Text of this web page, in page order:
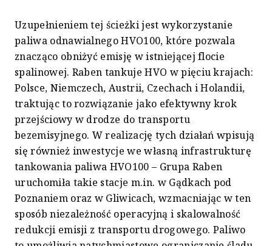
Uzupełnieniem tej ścieżki jest wykorzystanie
paliwa odnawialnego HVO100, które pozwala
znacząco obniżyć emisję w istniejącej flocie
spalinowej. Raben tankuje HVO w pięciu krajach:
Polsce, Niemczech, Austrii, Czechach i Holandii,
traktując to rozwiązanie jako efektywny krok
przejściowy w drodze do transportu
bezemisyjnego. W realizację tych działań wpisują
się również inwestycje we własną infrastrukturę
tankowania paliwa HVO100 – Grupa Raben
uruchomiła takie stacje m.in. w Gądkach pod
Poznaniem oraz w Gliwicach, wzmacniając w ten
sposób niezależność operacyjną i skalowalność
redukcji emisji z transportu drogowego. Paliwo